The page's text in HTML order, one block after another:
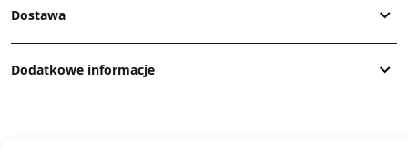
Dostawa
Dodatkowe informacje